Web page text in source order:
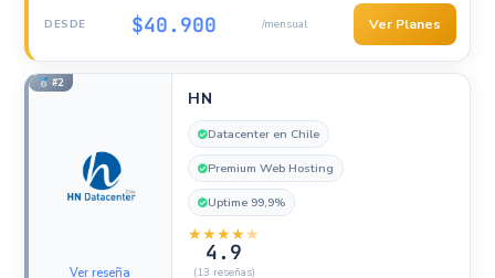
DESDE $40.900 /mensual Ver Planes
#2
Ver reseña
HN
Datacenter en Chile
Premium Web Hosting
Uptime 99,9%
★★★★★
4.9
(13 reseñas)